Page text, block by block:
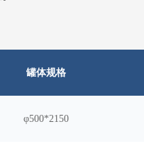
罐体规格
φ500*2150